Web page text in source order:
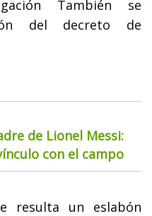
También se
del decreto de
de Lionel Messi:
con el campo
resulta un eslabón